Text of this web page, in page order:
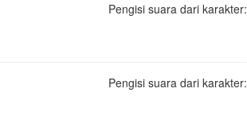
Pengisi suara dari karakter:
Pengisi suara dari karakter: